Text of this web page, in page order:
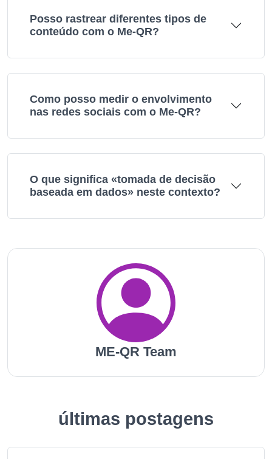
Posso rastrear diferentes tipos de
conteúdo com o Me-QR?
Como posso medir o envolvimento
nas redes sociais com o Me-QR?
O que significa «tomada de decisão
baseada em dados» neste contexto?
ME-QR Team
últimas postagens